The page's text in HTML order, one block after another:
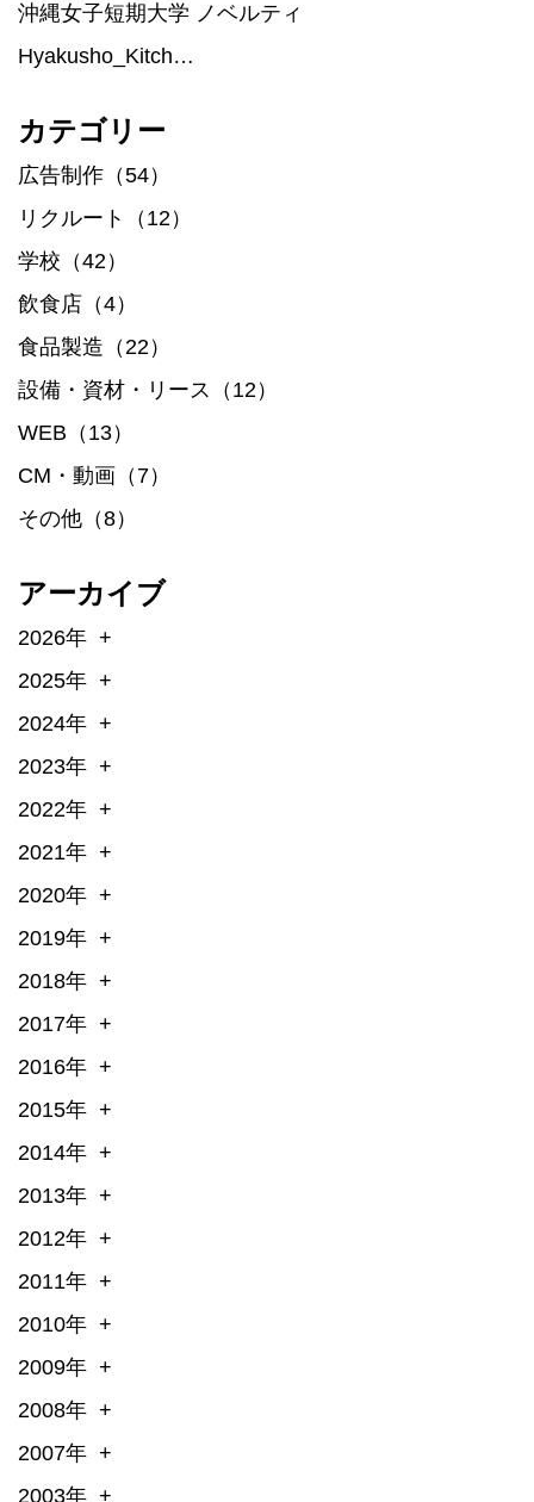
沖縄女子短期大学 ノベルティ
Hyakusho_Kitch…
カテゴリー
広告制作（54）
リクルート（12）
学校（42）
飲食店（4）
食品製造（22）
設備・資材・リース（12）
WEB（13）
CM・動画（7）
その他（8）
アーカイブ
2026年
2025年
2024年
2023年
2022年
2021年
2020年
2019年
2018年
2017年
2016年
2015年
2014年
2013年
2012年
2011年
2010年
2009年
2008年
2007年
2003年